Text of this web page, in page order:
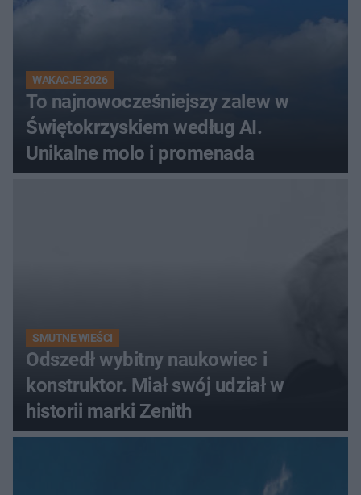
WAKACJE 2026
To najnowocześniejszy zalew w
Świętokrzyskiem według AI.
Unikalne molo i promenada
SMUTNE WIEŚCI
Odszedł wybitny naukowiec i
konstruktor. Miał swój udział w
historii marki Zenith